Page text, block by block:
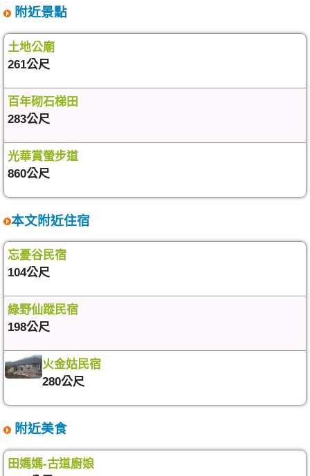
附近景點
土地公廟
261公尺
百年砌石梯田
283公尺
光華賞螢步道
860公尺
本文附近住宿
忘憂谷民宿
104公尺
綠野仙蹤民宿
198公尺
火金姑民宿
280公尺
附近美食
田媽媽-古道廚娘